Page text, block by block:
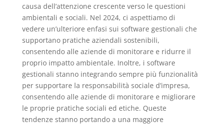
causa dell’attenzione crescente verso le questioni
ambientali e sociali. Nel 2024, ci aspettiamo di
vedere un’ulteriore enfasi sui software gestionali che
supportano pratiche aziendali sostenibili,
consentendo alle aziende di monitorare e ridurre il
proprio impatto ambientale. Inoltre, i software
gestionali stanno integrando sempre più funzionalità
per supportare la responsabilità sociale d’impresa,
consentendo alle aziende di monitorare e migliorare
le proprie pratiche sociali ed etiche. Queste
tendenze stanno portando a una maggiore